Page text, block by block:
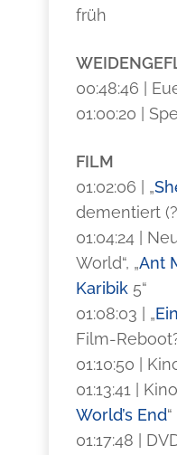
früh
00:48:46 |
01:00:20 |
FILM
01:02:06 | „
dementiert
01:04:24 |
World“, „Ant
Karibik5“
01:08:03 | „
Film-
01:10:50 |
01:13:41 |
World’s End
01:17:48 |